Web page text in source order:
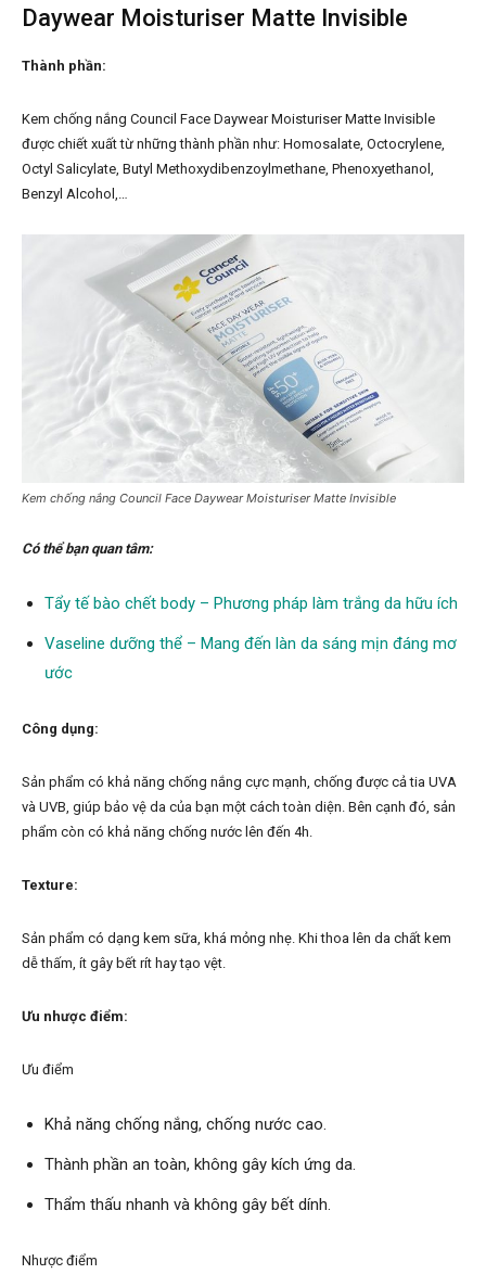
Daywear Moisturiser Matte Invisible
Thành phần:
Kem chống nắng Council Face Daywear Moisturiser Matte Invisible
được chiết xuất từ những thành phần như: Homosalate, Octocrylene,
Octyl Salicylate, Butyl Methoxydibenzoylmethane, Phenoxyethanol,
Benzyl Alcohol,…
Kem chống nắng Council Face Daywear Moisturiser Matte Invisible
Có thể bạn quan tâm:
Tẩy tế bào chết body – Phương pháp làm trắng da hữu ích
Vaseline dưỡng thể – Mang đến làn da sáng mịn đáng mơ
ước
Công dụng:
Sản phẩm có khả năng chống nắng cực mạnh, chống được cả tia UVA
và UVB, giúp bảo vệ da của bạn một cách toàn diện. Bên cạnh đó, sản
phẩm còn có khả năng chống nước lên đến 4h.
Texture:
Sản phẩm có dạng kem sữa, khá mỏng nhẹ. Khi thoa lên da chất kem
dễ thấm, ít gây bết rít hay tạo vệt.
Ưu nhược điểm:
Ưu điểm
Khả năng chống nắng, chống nước cao.
Thành phần an toàn, không gây kích ứng da.
Thẩm thấu nhanh và không gây bết dính.
Nhược điểm